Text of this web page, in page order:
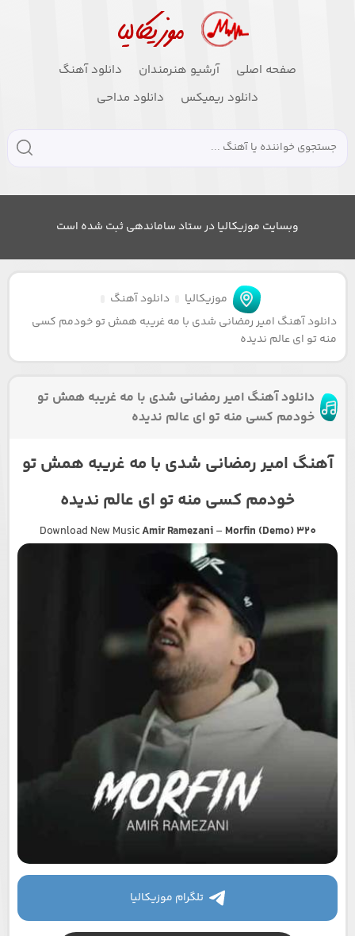
صفحه اصلی آرشیو هنرمندان
دانلود آهنگ
دانلود ریمیکس
دانلود مداحی
وبسایت موزیکالیا در ستاد ساماندهی ثبت شده است
موزیکالیا
دانلود آهنگ
دانلود آهنگ امیر رمضانی شدی با مه غریبه همش تو خودمم کسی
منه تو ای عالم ندیده
دانلود آهنگ امیر رمضانی شدی با مه غریبه همش تو
خودمم کسی منه تو ای عالم ندیده
آهنگ امیر رمضانی شدی با مه غریبه همش تو
خودمم کسی منه تو ای عالم ندیده
Download New MusicAmir Ramezani– Morfin (Demo) 320
تلگرام موزیکالیا